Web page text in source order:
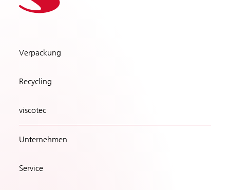
Verpackung
Recycling
viscotec
Unternehmen
Service